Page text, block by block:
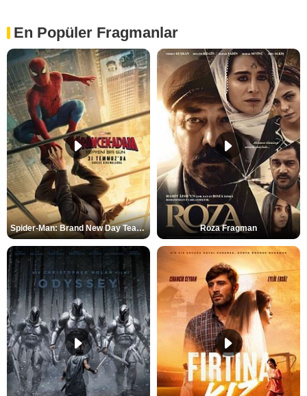
En Popüler Fragmanlar
Spider-Man: Brand New Day Teaser Roza Fragman